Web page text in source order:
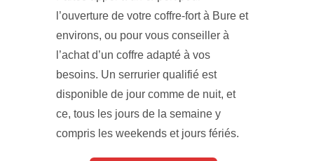
l’ouverture de votre coffre-fort à Bure et
environs, ou pour vous conseiller à
l’achat d’un coffre adapté à vos
besoins. Un serrurier qualifié est
disponible de jour comme de nuit, et
ce, tous les jours de la semaine y
compris les weekends et jours fériés.